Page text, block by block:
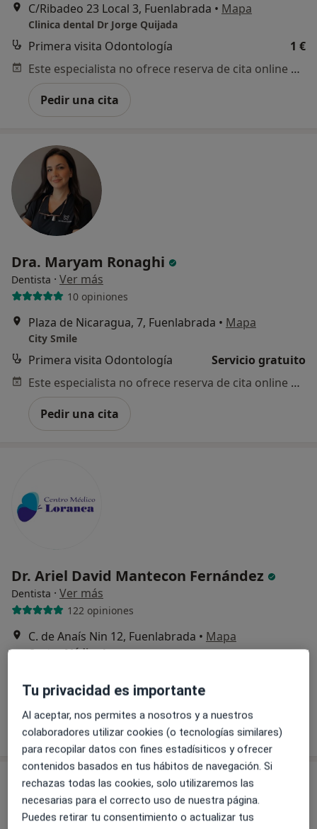
C/Ribadeo 23 Local 3, Fuenlabrada • Mapa
Clinica dental Dr Jorge Quijada
Primera visita Odontología
1 €
Este especialista no ofrece reserva de cita online en esta dirección.
Pedir una cita
Dra. Maryam Ronaghi
Dentista · Ver más
10 opiniones
Plaza de Nicaragua, 7, Fuenlabrada • Mapa
City Smile
Primera visita Odontología
Servicio gratuito
Este especialista no ofrece reserva de cita online en esta dirección.
Pedir una cita
Dr. Ariel David Mantecon Fernández
Dentista · Ver más
122 opiniones
C. de Anaís Nin 12, Fuenlabrada • Mapa
Centro Médico Loranca
Pedir una cita
Tu privacidad es importante
Al aceptar, nos permites a nosotros y a nuestros
colaboradores utilizar cookies (o tecnologías similares)
para recopilar datos con fines estadísiticos y ofrecer
contenidos basados en tus hábitos de navegación. Si
rechazas todas las cookies, solo utilizaremos las
necesarias para el correcto uso de nuestra página.
Puedes retirar tu consentimiento o actualizar tus